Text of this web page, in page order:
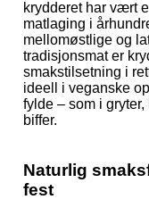
krydderet har vært
matlaging i
mellomøstlige og
tradisjonsmat er
smakstilsetning i
ideell i veganske
fylde – som i
biffer.
Naturlig
fest